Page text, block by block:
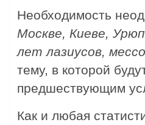
Необходимость
Москве, Киеве,
лет лазиусов,
тему, в которой
предшествующим
Как и любая